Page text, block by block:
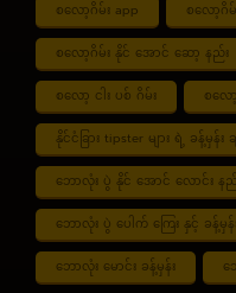
စလော့ဂိမ်း app စလော့ဂိ
စလော့ဂိမ်း နိုင် အောင် ဆော့ နည်း
စလော့ ငါး ပစ် ဂိမ်း စလေ
နိုင်ငံခြား tipster များ ရဲ့ ခန့်မှန်း
ဘောလုံး ပွဲ နိုင် အောင် လောင်း န
ဘောလုံး ပွဲ ပေါက် ကြေး နှင့် ခန့်မှ
ဘောလုံး မောင်း ခန့်မှန်း ဘ